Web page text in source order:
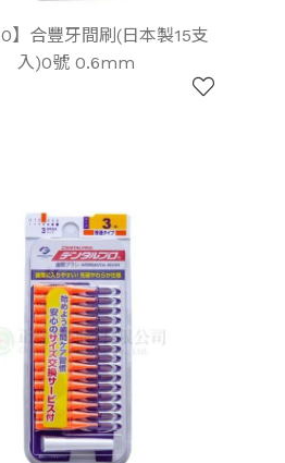
】合豐牙間刷(日本製15支
入)0號 0.6mm